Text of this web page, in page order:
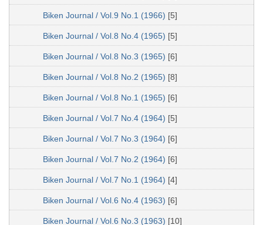
Biken Journal / Vol.9 No.1 (1966) [5]
Biken Journal / Vol.8 No.4 (1965) [5]
Biken Journal / Vol.8 No.3 (1965) [6]
Biken Journal / Vol.8 No.2 (1965) [8]
Biken Journal / Vol.8 No.1 (1965) [6]
Biken Journal / Vol.7 No.4 (1964) [5]
Biken Journal / Vol.7 No.3 (1964) [6]
Biken Journal / Vol.7 No.2 (1964) [6]
Biken Journal / Vol.7 No.1 (1964) [4]
Biken Journal / Vol.6 No.4 (1963) [6]
Biken Journal / Vol.6 No.3 (1963) [10]